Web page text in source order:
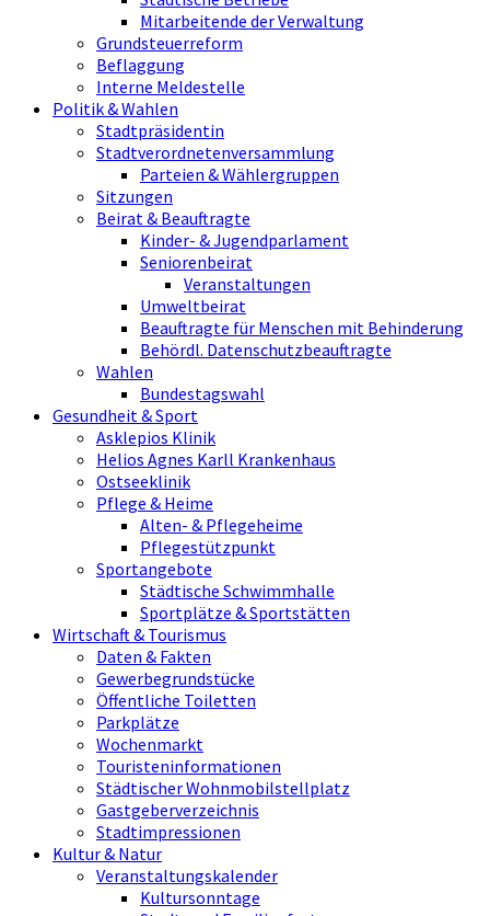
Mitarbeitende der Verwaltung
Grundsteuerreform
Beflaggung
Interne Meldestelle
Politik & Wahlen
Stadtpräsidentin
Stadtverordnetenversammlung
Parteien & Wählergruppen
Sitzungen
Beirat & Beauftragte
Kinder- & Jugendparlament
Seniorenbeirat
Veranstaltungen
Umweltbeirat
Beauftragte für Menschen mit Behinderung
Behördl. Datenschutzbeauftragte
Wahlen
Bundestagswahl
Gesundheit & Sport
Asklepios Klinik
Helios Agnes Karll Krankenhaus
Ostseeklinik
Pflege & Heime
Alten- & Pflegeheime
Pflegestützpunkt
Sportangebote
Städtische Schwimmhalle
Sportplätze & Sportstätten
Wirtschaft & Tourismus
Daten & Fakten
Gewerbegrundstücke
Öffentliche Toiletten
Parkplätze
Wochenmarkt
Touristeninformationen
Städtischer Wohnmobilstellplatz
Gastgeberverzeichnis
Stadtimpressionen
Kultur & Natur
Veranstaltungskalender
Kultursonntage